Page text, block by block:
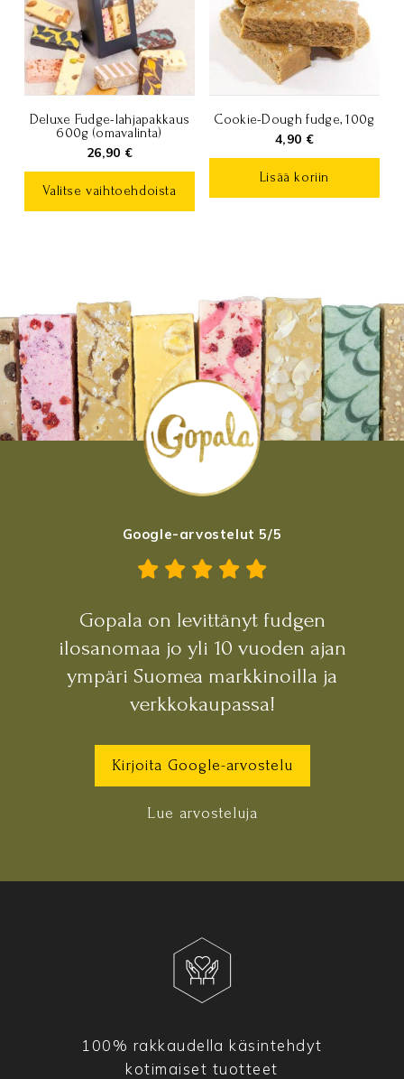
Deluxe Fudge-lahjapakkaus
600g (omavalinta)
26,90 €
Valitse vaihtoehdoista
muunnelma.
Voit
tehdä
valinnat
tuotteen
sivulla.
Cookie-Dough fudge, 100g
4,90 €
Lisää koriin
Google-arvostelut 5/5
Gopala on levittänyt fudgen
ilosanomaa jo yli 10 vuoden ajan
ympäri Suomea markkinoilla ja
verkkokaupassa!
Kirjoita Google-arvostelu
Lue arvosteluja
100% rakkaudella käsintehdyt
kotimaiset tuotteet